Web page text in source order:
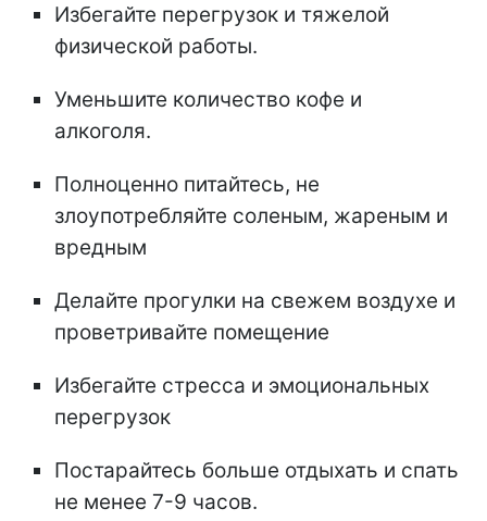
Избегайте перегрузок и тяжелой
физической работы.
Уменьшите количество кофе и
алкоголя.
Полноценно питайтесь, не
злоупотребляйте соленым, жареным и
вредным
Делайте прогулки на свежем воздухе и
проветривайте помещение
Избегайте стресса и эмоциональных
перегрузок
Постарайтесь больше отдыхать и спать
не менее 7-9 часов.